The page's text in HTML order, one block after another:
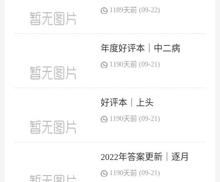
1189天前 (09-22)
年度好评本｜中二病
1190天前 (09-21)
好评本｜上头
1190天前 (09-21)
2022年答案更新｜逐月
1190天前 (09-21)